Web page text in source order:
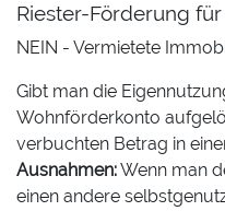
Riester-Förderung
NEIN - Vermietete
Gibt man die
Wohnförderkonto
verbuchten Betrag in
Ausnahmen:Wenn man
einen andere